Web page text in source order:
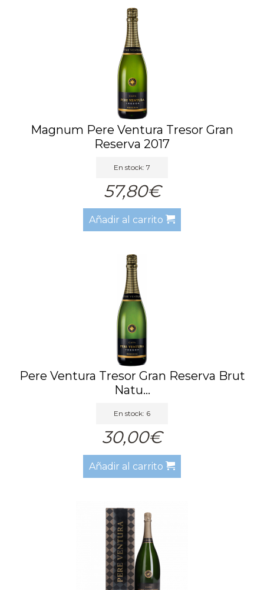
Magnum Pere Ventura Tresor Gran
Reserva 2017
En stock: 7
57,80€
Añadir al carrito
Pere Ventura Tresor Gran Reserva Brut
Natu...
En stock: 6
30,00€
Añadir al carrito